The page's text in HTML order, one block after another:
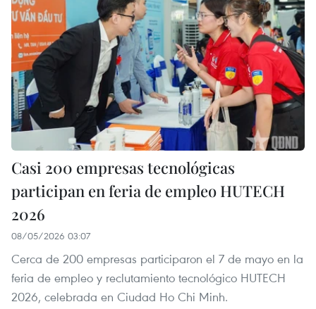
Casi 200 empresas tecnológicas
participan en feria de empleo HUTECH
2026
08/05/2026 03:07
Cerca de 200 empresas participaron el 7 de mayo en la
feria de empleo y reclutamiento tecnológico HUTECH
2026, celebrada en Ciudad Ho Chi Minh.